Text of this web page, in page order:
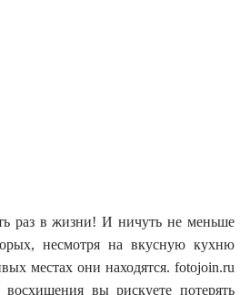
раз в жизни! И ничуть не меньше
несмотря на вкусную кухню
местах они находятся. fotojoin.ru
вы рискуете потерять